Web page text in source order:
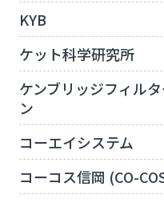
KYB
ケット科学研究所
ケンブリッジフィル
ン
コーエイシステム
コーコス信岡 (CO-